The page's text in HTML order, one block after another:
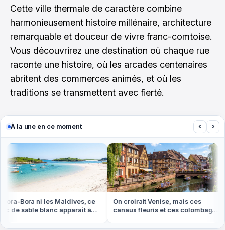
Cette ville thermale de caractère combine
harmonieusement histoire millénaire, architecture
remarquable et douceur de vivre franc-comtoise.
Vous découvrirez une destination où chaque rue
raconte une histoire, où les arcades centenaires
abritent des commerces animés, et où les
traditions se transmettent avec fierté.
À la une en ce moment ‹ ›
Bora ni les Maldives, ce
de sable blanc apparaît à
On croirait Venise, mais ces
canaux fleuris et ces colombages